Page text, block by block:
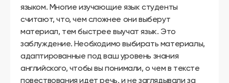
языком. Многие изучающие язык студенты
считают, что, чем сложнее они выберут
материал, тем быстрее выучат язык. Это
заблуждение. Необходимо выбирать материалы,
адаптированные под ваш уровень знания
английского, чтобы вы понимали, о чем в тексте
повествования идет речь, и не заглядывали за